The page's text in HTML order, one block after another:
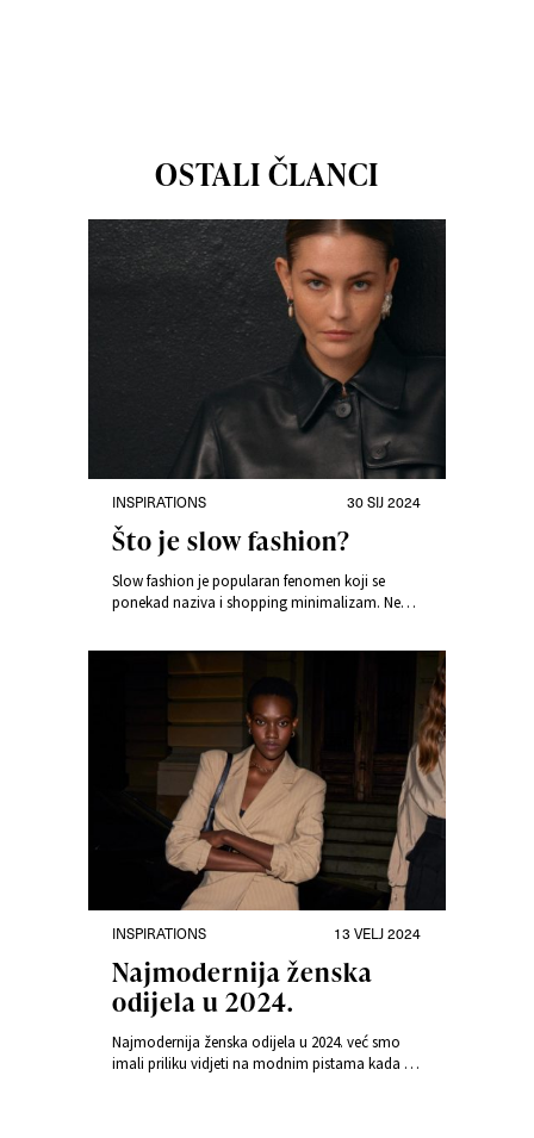
OSTALI ČLANCI
INSPIRATIONS 30 SIJ 2024
Što je slow fashion?
Slow fashion je popularan fenomen koji se
ponekad naziva i shopping minimalizam. Neki
iskorištavanju radne snage, ali i prirodnih
resursa. Slow fashion je mnogo složeniji pojam
INSPIRATIONS 13 VELJ 2024
Najmodernija ženska
odijela u 2024.
Najmodernija ženska odijela u 2024. već smo
imali priliku vidjeti na modnim pistama kada su